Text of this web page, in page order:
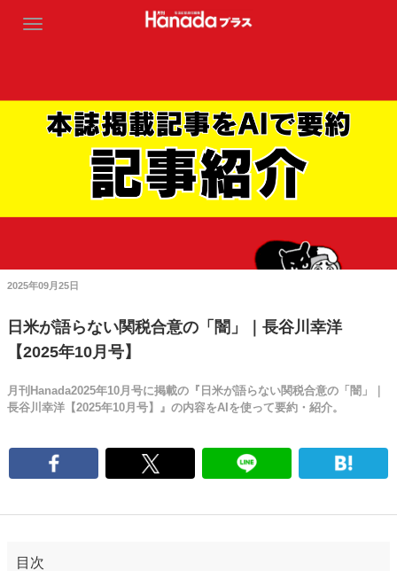
2025年09月25日
日米が語らない関税合意の「闇」｜長谷川幸洋
【2025年10月号】
月刊Hanada2025年10月号に掲載の『日米が語らない関税合意の「闇」｜
長谷川幸洋【2025年10月号】』の内容をAIを使って要約・紹介。
目次